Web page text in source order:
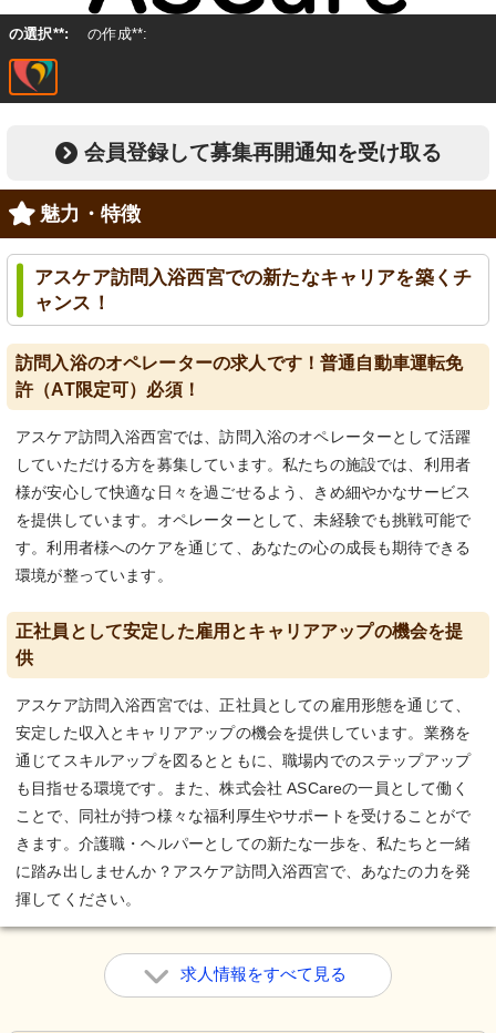
の選択**: の作成**:
会員登録して募集再開通知を受け取る
魅力・特徴
アスケア訪問入浴西宮での新たなキャリアを築くチ
ャンス！
訪問入浴のオペレーターの求人です！普通自動車運転免
許（AT限定可）必須！
アスケア訪問入浴西宮では、訪問入浴のオペレーターとして活躍
していただける方を募集しています。私たちの施設では、利用者
様が安心して快適な日々を過ごせるよう、きめ細やかなサービス
を提供しています。オペレーターとして、未経験でも挑戦可能で
す。利用者様へのケアを通じて、あなたの心の成長も期待できる
環境が整っています。
正社員として安定した雇用とキャリアアップの機会を提
供
アスケア訪問入浴西宮では、正社員としての雇用形態を通じて、
安定した収入とキャリアアップの機会を提供しています。業務を
通じてスキルアップを図るとともに、職場内でのステップアップ
も目指せる環境です。また、株式会社 ASCareの一員として働く
ことで、同社が持つ様々な福利厚生やサポートを受けることがで
きます。介護職・ヘルパーとしての新たな一歩を、私たちと一緒
に踏み出しませんか？アスケア訪問入浴西宮で、あなたの力を発
揮してください。
求人情報をすべて見る